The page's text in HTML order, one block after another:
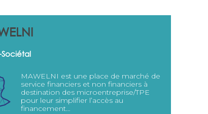
Sociétal
MAWELNI est une place de marché de
service financiers et non financiers à
destination des microentreprise/TPE
pour leur simplifier l’accès au
financement…